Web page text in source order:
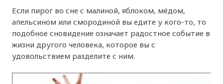
Если пирог во сне с малиной, яблоком, мёдом,
апельсином или смородиной вы едите у кого-то, то
подобное сновидение означает радостное событие в
жизни другого человека, которое вы с
удовольствием разделите с ним.